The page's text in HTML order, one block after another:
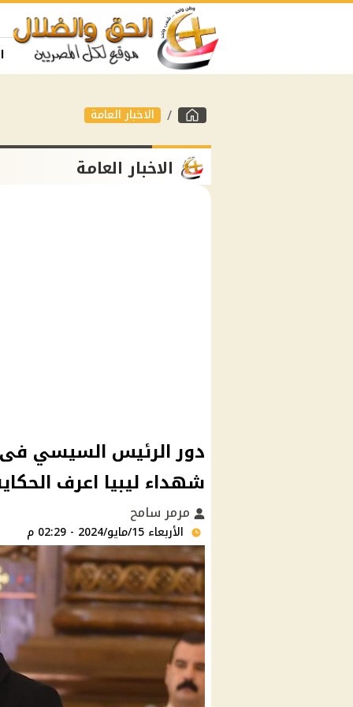
الاخبار العامة
الاخبار العامة
دور الرئيس السيسي
شهداء ليبيا اعرف
مرمر سامح
الأربعاء 15/مايو/2024 - 02:29 م